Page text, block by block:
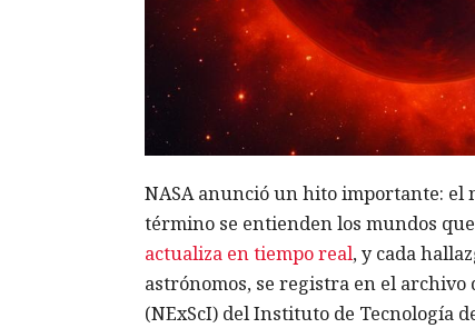
NASA anunció un hito importante: el
término se entienden los mundos
actualiza en tiempo real, y cada
astrónomos, se registra en el archivo
(NExScI) del Instituto de Tecnología